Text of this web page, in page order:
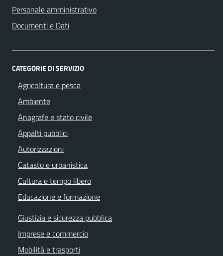
Personale amministrativo
Documenti e Dati
CATEGORIE DI SERVIZIO
Agricoltura e pesca
Ambiente
Anagrafe e stato civile
Appalti pubblici
Autorizzazioni
Catasto e urbanistica
Cultura e tempo libero
Educazione e formazione
Giustizia e sicurezza pubblica
Imprese e commercio
Mobilità e trasporti